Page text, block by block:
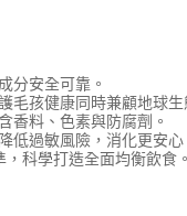
分安全可靠。
毛孩健康同時兼顧地球生
香料、色素與防腐劑。
低過敏風險，消化更安心
，科學打造全面均衡飲食。